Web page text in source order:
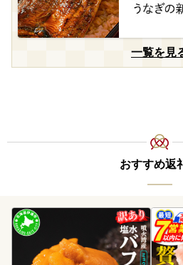
一覧を見
おすすめ返